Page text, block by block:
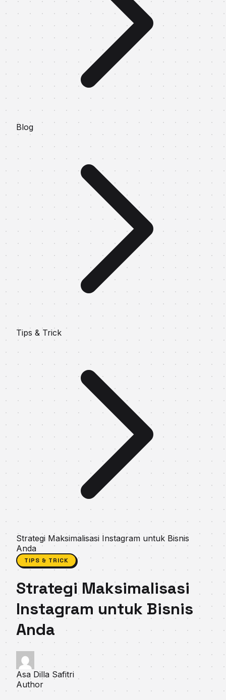
Blog
Tips & Trick
Strategi Maksimalisasi Instagram untuk Bisnis
Anda
TIPS & TRICK
Strategi Maksimalisasi
Instagram untuk Bisnis
Anda
Asa Dilla Safitri
Author